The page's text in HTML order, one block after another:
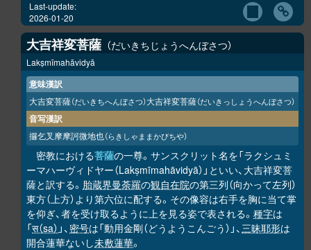
Last-update:
2026-01-20
大吉祥変菩薩 だいきちじょうへんぼさつ
Lakṣmīmahāvidyā
意味漢訳
大吉変菩薩（だいきちへんぼさつ）大吉祥変菩薩（だいきっしょうへんぼさつ）
音写漢訳
攞乞叉摩摩訶微地也（らきしゃままかびちや）
密教における菩薩の一尊。サンスクリット名を「ラクシュミ
ーマハーヴィドヤー（Lakṣmīmahāvidyā）」といい、大吉祥変菩
薩と訳する。 胎蔵界曼荼羅の観自在院の第三列（向かって左列）
東方（上方）より第六位に配する。その像容は右手を胸に当て掌
を仰ぎ、者を受け取るように上を見る姿で表される。 種字は
「स（sa） 」、 密号は「動用金剛（どうようこんごう）」、三昧耶形は
開合蓮華ないし未敷蓮華。